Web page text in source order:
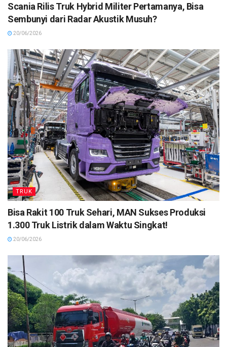
Scania Rilis Truk Hybrid Militer Pertamanya, Bisa
Sembunyi dari Radar Akustik Musuh?
20/06/2026
TRUK
Bisa Rakit 100 Truk Sehari, MAN Sukses Produksi
1.300 Truk Listrik dalam Waktu Singkat!
20/06/2026